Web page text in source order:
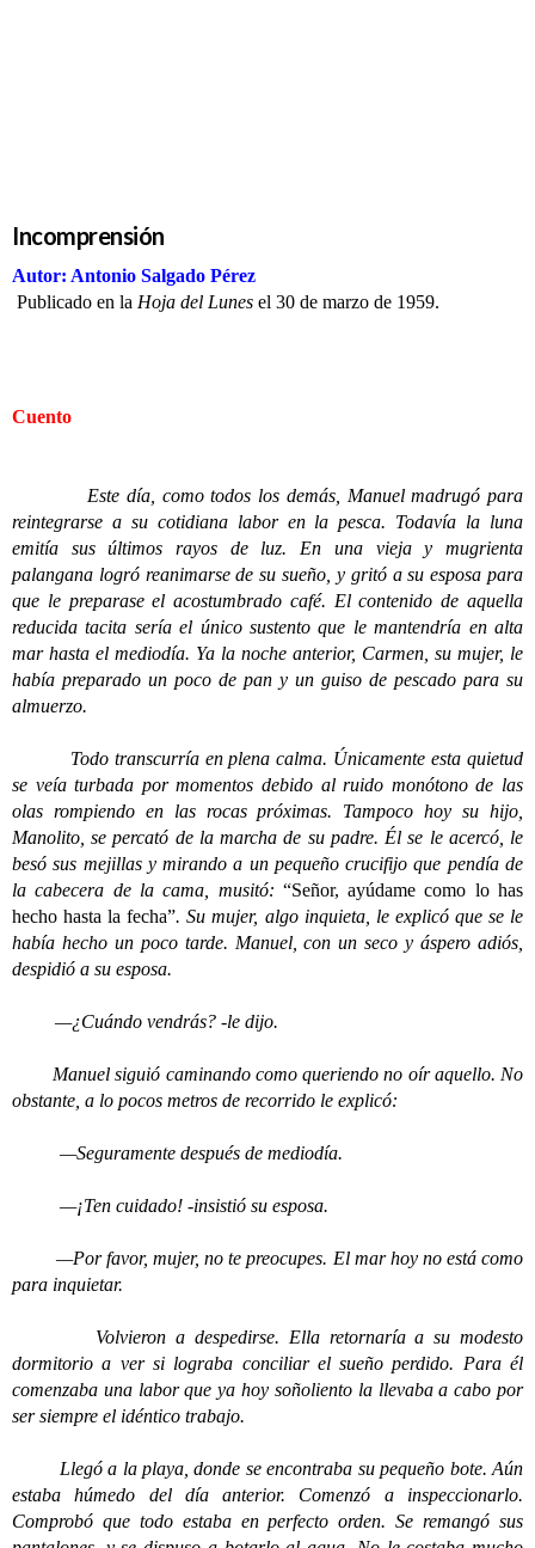
Incomprensión
Autor: Antonio Salgado Pérez
Publicado en la Hoja del Lunes el 30 de marzo de 1959.
Cuento
Este día, como todos los demás, Manuel madrugó para
reintegrarse a su cotidiana labor en la pesca. Todavía la luna
emitía sus últimos rayos de luz. En una vieja y mugrienta
palangana logró reanimarse de su sueño, y gritó a su esposa para
que le preparase el acostumbrado café. El contenido de aquella
reducida tacita sería el único sustento que le mantendría en alta
mar hasta el mediodía. Ya la noche anterior, Carmen, su mujer, le
había preparado un poco de pan y un guiso de pescado para su
almuerzo.
Todo transcurría en plena calma. Únicamente esta quietud
se veía turbada por momentos debido al ruido monótono de las
olas rompiendo en las rocas próximas. Tampoco hoy su hijo,
Manolito, se percató de la marcha de su padre. Él se le acercó, le
besó sus mejillas y mirando a un pequeño crucifijo que pendía de
la cabecera de la cama, musitó: “Señor, ayúdame como lo has
hecho hasta la fecha”. Su mujer, algo inquieta, le explicó que se le
había hecho un poco tarde. Manuel, con un seco y áspero adiós,
despidió a su esposa.
—¿Cuándo vendrás? -le dijo.
Manuel siguió caminando como queriendo no oír aquello. No
obstante, a lo pocos metros de recorrido le explicó:
—Seguramente después de mediodía.
—¡Ten cuidado! -insistió su esposa.
—Por favor, mujer, no te preocupes. El mar hoy no está como
para inquietar.
Volvieron a despedirse. Ella retornaría a su modesto
dormitorio a ver si lograba conciliar el sueño perdido. Para él
comenzaba una labor que ya hoy soñoliento la llevaba a cabo por
ser siempre el idéntico trabajo.
Llegó a la playa, donde se encontraba su pequeño bote. Aún
estaba húmedo del día anterior. Comenzó a inspeccionarlo.
Comprobó que todo estaba en perfecto orden. Se remangó sus